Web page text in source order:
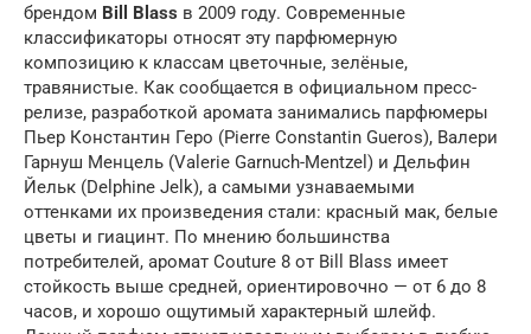
брендом Bill Blass в 2009 году. Современные
классификаторы относят эту парфюмерную
композицию к классам цветочные, зелёные,
травянистые. Как сообщается в официальном пресс-
релизе, разработкой аромата занимались парфюмеры
Пьер Константин Геро (Pierre Constantin Gueros), Валери
Гарнуш Менцель (Valerie Garnuch-Mentzel) и Дельфин
Йельк (Delphine Jelk), а самыми узнаваемыми
оттенками их произведения стали: красный мак, белые
цветы и гиацинт. По мнению большинства
потребителей, аромат Couture 8 от Bill Blass имеет
стойкость выше средней, ориентировочно — от 6 до 8
часов, и хорошо ощутимый характерный шлейф.